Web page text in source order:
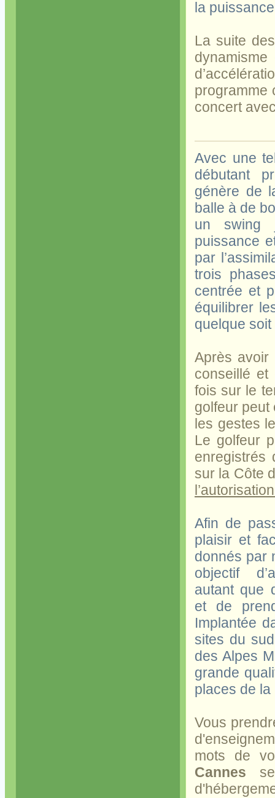
la
La suite
programme
concert
Avec une
débutant
génère de
balle à de
un swing
puissance
par
trois
centrée et
équilibrer
quelque
Après avoir
conseillé
fois sur le
golfeur peut
les gestes
Le golfeur
enregistrés
sur la Côte
Afin de
plaisir et
donnés par
objectif
autant que
et de
Implantée
sites du
des Alpes
grande
places de la
Vous
mots de
Cannes